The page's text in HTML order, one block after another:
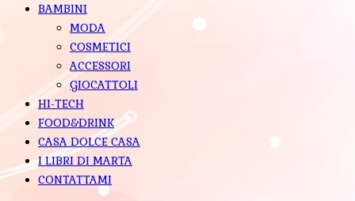
BAMBINI
MODA
COSMETICI
ACCESSORI
GIOCATTOLI
HI-TECH
FOOD&DRINK
CASA DOLCE CASA
I LIBRI DI MARTA
CONTATTAMI